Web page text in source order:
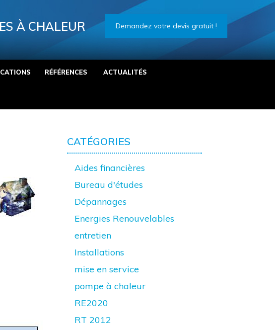
Demandez votre devis gratuit !
À CHALEUR
RÉFÉRENCES ACTUALITÉS
CATÉGORIES
Aides financières
Bureau d'études
Dépannages
Energies Renouvelables
entretien
Installations
mise en service
pompe à chaleur
RE2020
RT 2012